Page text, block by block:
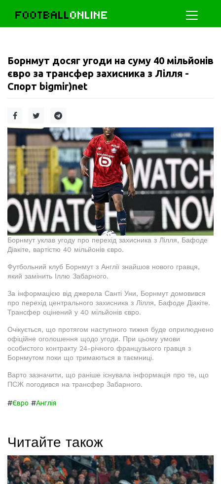
FOOTBALLONLINE
Борнмут досяг угоди на суму 40 мільйонів
євро за трансфер захисника з Лілля -
Спорт bigmir)net
Борнмут уклав угоду про перехід захисника з Лілля, Бафоде
Діакіте, вартістю 40 мільйонів євро.
Футбольний клуб Борнмут з Англії знайшов нового гравця,
який замінить Іллю Забарного.
За інформацією від джерела Санті Уни, Борнмут домовився
про перехід центрального захисника з Лілля, Бафоде Діакіте.
Трансфер оцінений у 40 мільйонів євро.
Очікується, що протягом наступного тижня буде оприлюднено
офіційне оголошення щодо угоди. При цьому умови
особистого контракту 24-річного французького гравця з
Борнмутом поки що тримаються в таємниці.
Варто зазначити, що раніше існувала інформація про те, що
ПСЖ погодився на трансфер Забарного.
#Євро #Англія
Читайте також